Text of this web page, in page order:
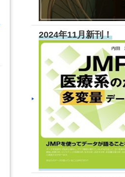
2024年11月新刊！